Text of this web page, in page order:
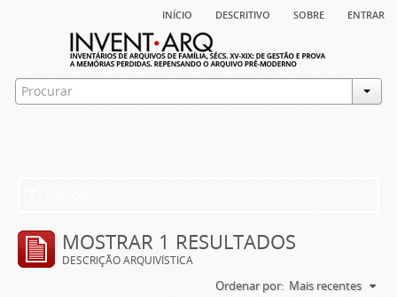
início descritivo sobre entrar
MOSTRAR 1 RESULTADOS
DESCRIÇÃO ARQUIVÍSTICA
Ordenar por: Mais recentes